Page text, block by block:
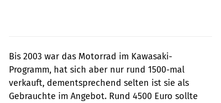
Bis 2003 war das Motorrad im Kawasaki-
Programm, hat sich aber nur rund 1500-mal
verkauft, dementsprechend selten ist sie als
Gebrauchte im Angebot. Rund 4500 Euro sollte